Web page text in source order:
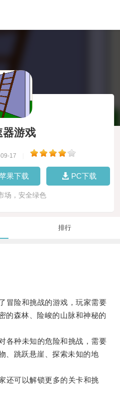
器游戏
17
果下载 PC下载
场，安全绿色
排行
险和挑战的游戏，玩家需要
的森林、险峻的山脉和神秘的
种未知的危险和挑战，需要
、跳跃悬崖、探索未知的地
可以解锁更多的关卡和挑